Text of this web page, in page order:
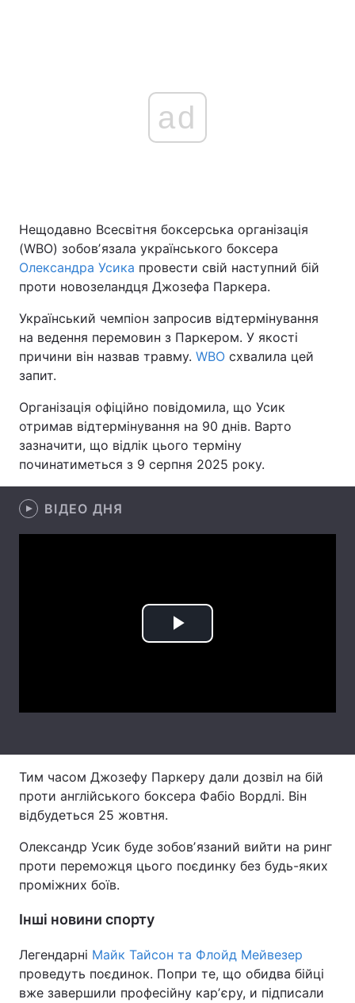
Головна Війна
Україна Політика
Спорт Наука
Техно і зв'язок
Зброя Інциденти
Здоров'я Туризм
Екологія
Думки
ad
Нещодавно Всесвітня боксерська організація
(WBO) зобовʼязала українського боксера
Олександра Усика провести свій наступний бій
проти новозеландця Джозефа Паркера.
Український чемпіон запросив відтермінування
на ведення перемовин з Паркером. У якості
причини він назвав травму. WBO схвалила цей
запит.
Організація офіційно повідомила, що Усик
отримав відтермінування на 90 днів. Варто
зазначити, що відлік цього терміну
починатиметься з 9 серпня 2025 року.
ВІДЕО ДНЯ
Play
Тим часом Джозефу Паркеру дали дозвіл на бій
проти англійського боксера Фабіо Вордлі. Він
відбудеться 25 жовтня.
Олександр Усик буде зобовʼязаний вийти на ринг
проти переможця цього поєдинку без будь-яких
проміжних боїв.
Інші новини спорту
Легендарні Майк Тайсон та Флойд Мейвезер
проведуть поєдинок. Попри те, що обидва бійці
вже завершили професійну карʼєру, и підписали